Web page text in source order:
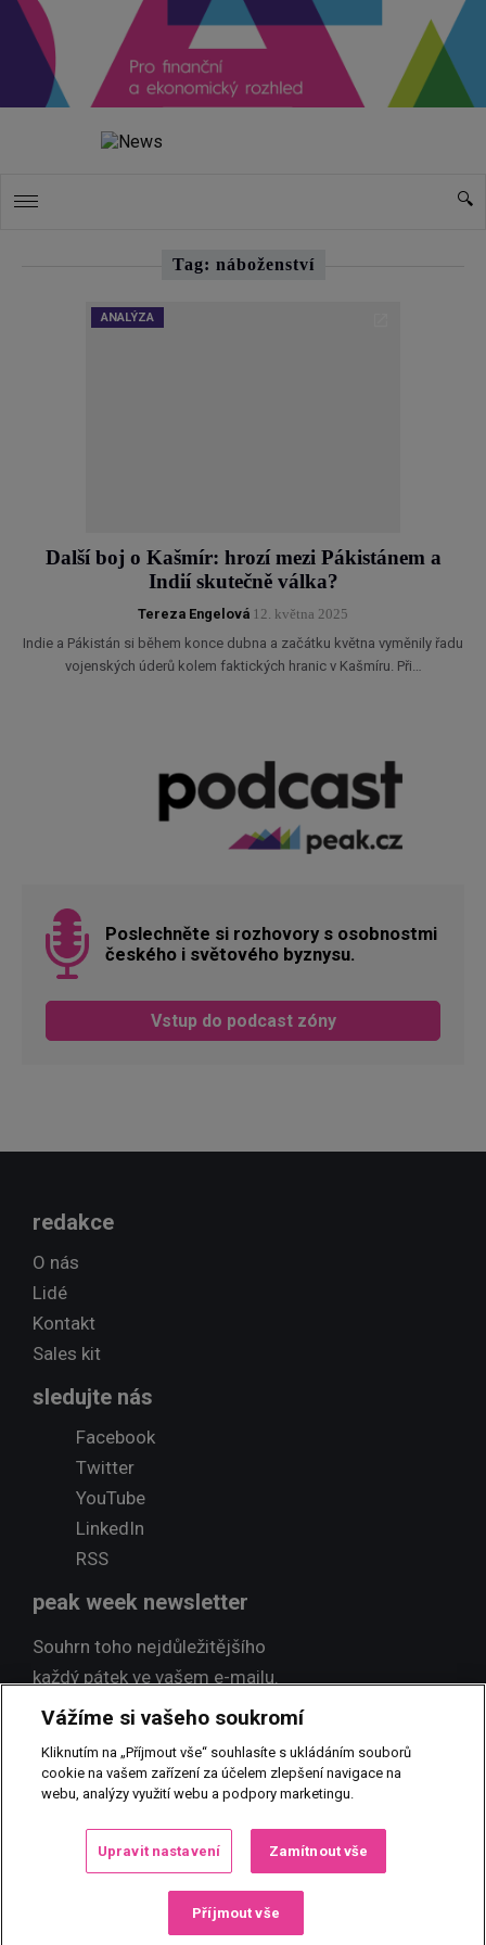
Tag: náboženství
ANALÝZA
Další boj o Kašmír: hrozí mezi Pákistánem a
Indií skutečně válka?
Tereza Engelová 12. května 2025
Indie a Pákistán si během konce dubna a začátku května vyměnily řadu
vojenských úderů kolem faktických hranic v Kašmíru. Při…
Poslechněte si rozhovory s osobnostmi
českého i světového byznysu.
Vstup do podcast zóny
redakce
O nás
Lidé
Kontakt
Sales kit
sledujte nás
Facebook
Twitter
YouTube
LinkedIn
RSS
peak week newsletter
Souhrn toho nejdůležitějšího
každý pátek ve vašem e-mailu.
převzetí, šíření či dalšího zpřístupňování článků a fotografií je bez
písemného souhlasu PEAK NEWS MEDIA, s.r.o. zakázáno.
Vážíme si vašeho soukromí
Kliknutím na „Příjmout vše“ souhlasíte s ukládáním souborů
cookie na vašem zařízení za účelem zlepšení navigace na
webu, analýzy využití webu a podpory marketingu.
Upravit nastavení Zamítnout vše
Příjmout vše